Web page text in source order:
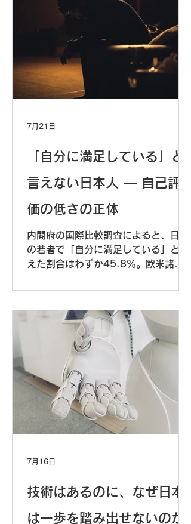
「自分に満足している」と
言えない日本人 ― 自己評
価の低さの正体
内閣府の国際比較調査によると、日本
の若者で「自分に満足している」と答
えた割合はわずか45.8％。欧米諸国
の背景には、能力の差ではなく「謙
もしれません。
7月21日
技術はあるのに、なぜ日本
は一歩を踏み出せないのか
7月16日